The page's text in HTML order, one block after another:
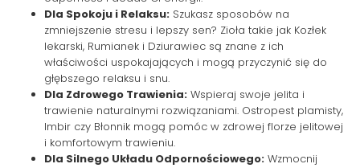
Dla Spokoju i Relaksu: Szukasz sposobów na
zmniejszenie stresu i lepszy sen? Zioła takie jak Kozłek
lekarski, Rumianek i Dziurawiec są znane z ich
właściwości uspokajających i mogą przyczynić się do
głębszego relaksu i snu.
Dla Zdrowego Trawienia: Wspieraj swoje jelita i
trawienie naturalnymi rozwiązaniami. Ostropest plamisty,
Imbir czy Błonnik mogą pomóc w zdrowej florze jelitowej
i komfortowym trawieniu.
Dla Silnego Układu Odpornościowego: Wzmocnij